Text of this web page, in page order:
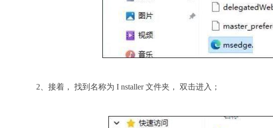
2、接着， 找到名称为 I nstaller 文件夹， 双击进入；